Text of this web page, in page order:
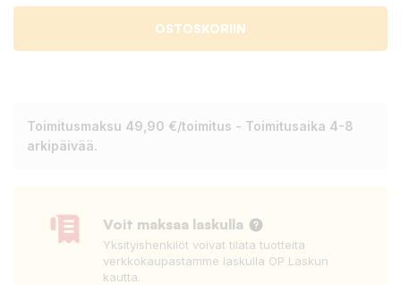
OSTOSKORIIN
Toimitusmaksu 49,90 €/toimitus - Toimitusaika 4-8
arkipäivää.
Voit maksaa laskulla
Yksityishenkilöt voivat tilata tuotteita
verkkokaupastamme laskulla OP Laskun
kautta.